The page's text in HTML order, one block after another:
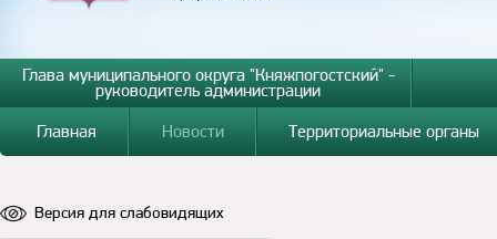
Глава муниципального округа "Княжпогостский" -
руководитель администрации
Главная
Новости Территориальные органы
Версия для слабовидящих